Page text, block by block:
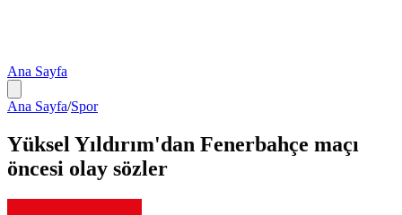
Ana Sayfa
Ana Sayfa/Spor
Yüksel Yıldırım'dan Fenerbahçe maçı
öncesi olay sözler